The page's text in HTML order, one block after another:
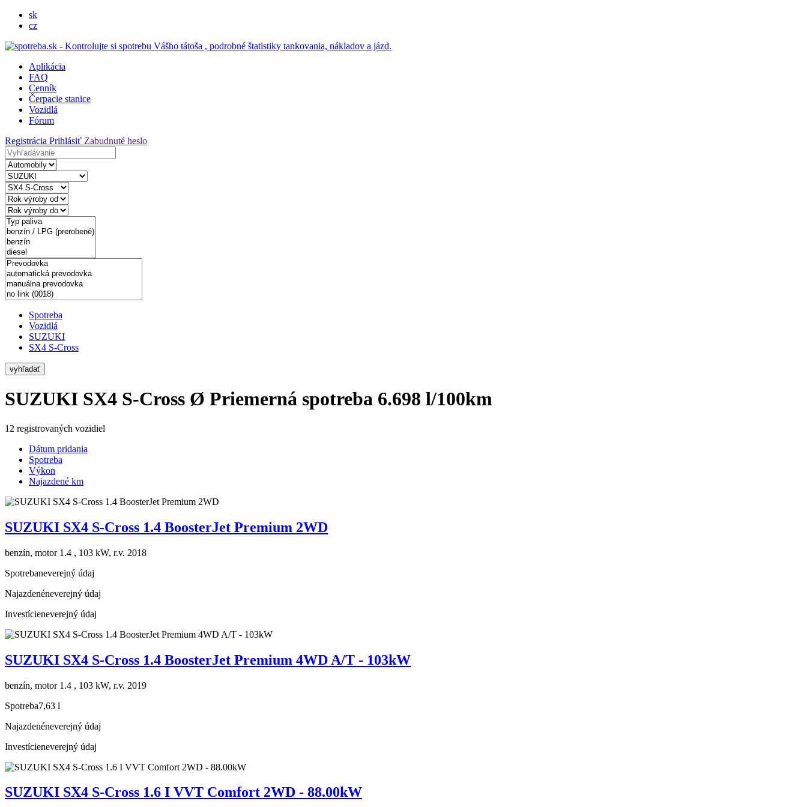
sk
cz
Aplikácia
FAQ
Cenník
Čerpacie stanice
Vozidlá
Fórum
Registrácia Prihlásiť Zabudnuté heslo
Spotreba
Vozidlá
SUZUKI
SX4 S-Cross
vyhľadať
SUZUKI SX4 S-Cross Ø Priemerná spotreba 6.698 l/100km
12 registrovaných vozidiel
Dátum pridania
Spotreba
Výkon
Najazdené km
SUZUKI SX4 S-Cross 1.4 BoosterJet Premium 2WD
benzín, motor 1.4 , 103 kW, r.v. 2018
Spotrebaneverejný údaj
Najazdenéneverejný údaj
Investícieneverejný údaj
SUZUKI SX4 S-Cross 1.4 BoosterJet Premium 4WD A/T - 103kW
benzín, motor 1.4 , 103 kW, r.v. 2019
Spotreba7,63 l
Najazdenéneverejný údaj
Investícieneverejný údaj
SUZUKI SX4 S-Cross 1.6 I VVT Comfort 2WD - 88.00kW